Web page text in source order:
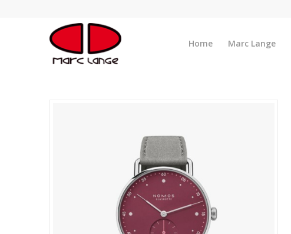
Home Marc Lange